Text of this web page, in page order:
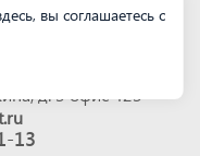
д. 3 офис 423
13
вы соглашаетесь с